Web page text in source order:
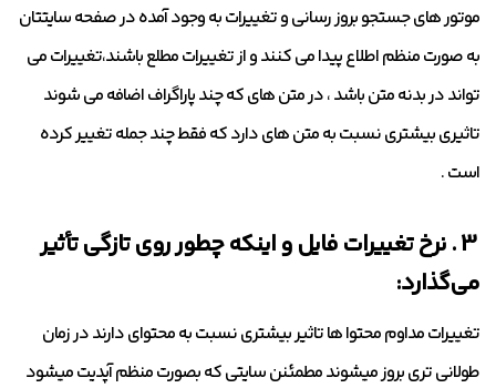
موتور های جستجو بروز رسانی و تغییرات به وجود آمده در صفحه سایتتان
به صورت منظم اطلاع پیدا می کنند و از تغییرات مطلع باشند،تغییرات می
تواند در بدنه متن باشد ، در متن های که چند پاراگراف اضافه می شوند
تاثیری بیشتری نسبت به متن های دارد که فقط چند جمله تغییر کرده
است .
3 . نرخ تغییرات فایل و اینکه چطور روی تازگی تأثیر
می‌گذارد:
تغییرات مداوم محتوا ها تاثیر بیشتری نسبت به محتوای دارند در زمان
طولانی تری بروز میشوند مطمئنن سایتی که بصورت منظم آپدیت میشود